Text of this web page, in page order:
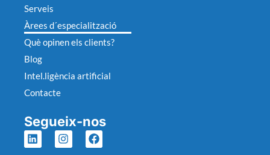
Serveis
Àrees d´especialització
Què opinen els clients?
Blog
Intel.ligència artificial
Contacte
Segueix-nos
L
i
I
n
F
a